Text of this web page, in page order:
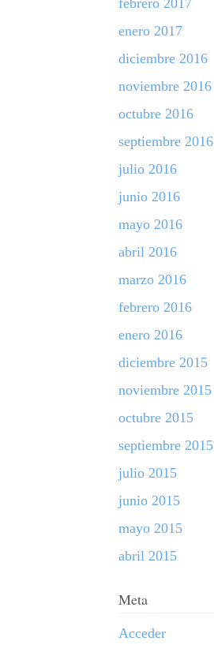
febrero 2017
enero 2017
diciembre 2016
noviembre 2016
octubre 2016
septiembre 2016
julio 2016
junio 2016
mayo 2016
abril 2016
marzo 2016
febrero 2016
enero 2016
diciembre 2015
noviembre 2015
octubre 2015
septiembre 2015
julio 2015
junio 2015
mayo 2015
abril 2015
Meta
Acceder